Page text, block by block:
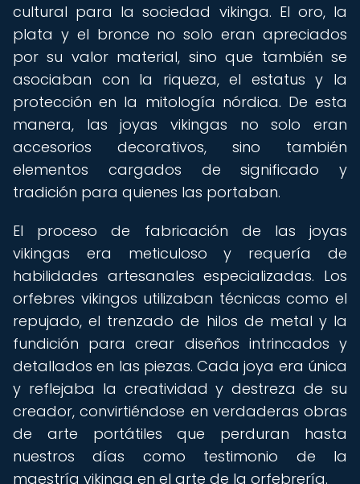
cultural para la sociedad vikinga. El oro, la
plata y el bronce no solo eran apreciados
por su valor material, sino que también se
asociaban con la riqueza, el estatus y la
protección en la mitología nórdica. De esta
manera, las joyas vikingas no solo eran
accesorios decorativos, sino también
elementos cargados de significado y
tradición para quienes las portaban.
El proceso de fabricación de las joyas
vikingas era meticuloso y requería de
habilidades artesanales especializadas. Los
orfebres vikingos utilizaban técnicas como el
repujado, el trenzado de hilos de metal y la
fundición para crear diseños intrincados y
detallados en las piezas. Cada joya era única
y reflejaba la creatividad y destreza de su
creador, convirtiéndose en verdaderas obras
de arte portátiles que perduran hasta
nuestros días como testimonio de la
maestría vikinga en el arte de la orfebrería.